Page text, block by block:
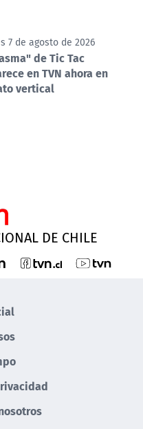
7 de agosto de 2026
de Tic Tac
en TVN ahora en
vertical
DE CHILE